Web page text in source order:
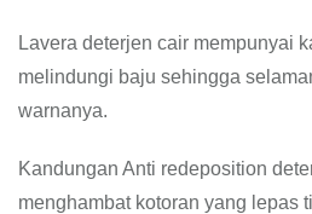
Lavera deterjen cair mempunyai
melindungi baju sehingga
warnanya.
Kandungan Anti redeposition
menghambat kotoran yang lepas